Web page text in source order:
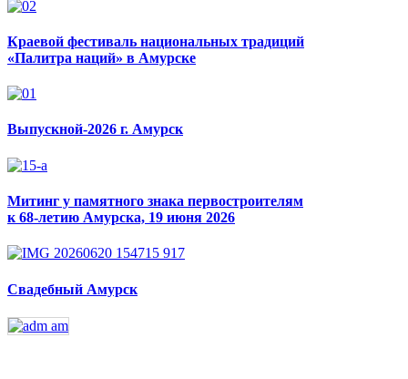
Краевой фестиваль национальных традиций
«Палитра наций» в Амурске
Выпускной-2026 г. Амурск
Митинг у памятного знака первостроителям
к 68-летию Амурска, 19 июня 2026
Свадебный Амурск